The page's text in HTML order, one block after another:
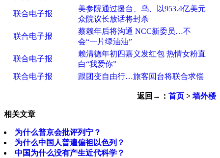
联合电子报
美参院通过援台、乌、以953.4亿美元
众院议长放话将封杀
联合电子报
蔡赖年后将沟通 NCC新委员…不
会“一片绿油油”
联合电子报
赖清德年初四嘉义发红包 热情女粉直
白“我爱你”
联合电子报
跟团变自由行…旅客回台将联合求偿
返回→： 首页 > 墙外楼
相关文章
为什么普京会批评列宁？
为什么中国人普遍偏袒以色列？
中国为什么没有产生近代科学？